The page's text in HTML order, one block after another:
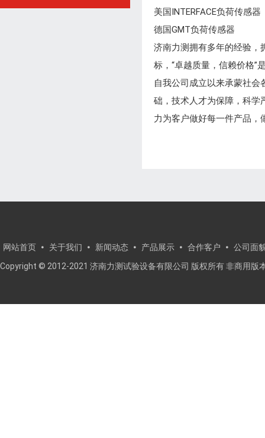
美国INTERFACE负荷传感器
德国GMT负荷传感器
济南力测拥有多年的经验，
标，“卓越质量，信赖价格”
自我公司成立以来承蒙社会
础，技术人才为保障，科学
力为客户做好每一件产品，
网站首页 关于我们 新闻动态 产品展示 合作客户
公司面
Copyright © 2012-2021 济南力测试验设备有限公司 版权所有 非商用版